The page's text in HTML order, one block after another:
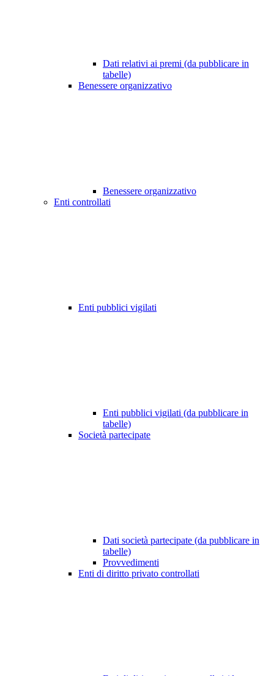
Dati relativi ai premi (da pubblicare in
tabelle)
Benessere organizzativo
Benessere organizzativo
Enti controllati
Enti pubblici vigilati
Enti pubblici vigilati (da pubblicare in
tabelle)
Società partecipate
Dati società partecipate (da pubblicare in
tabelle)
Provvedimenti
Enti di diritto privato controllati